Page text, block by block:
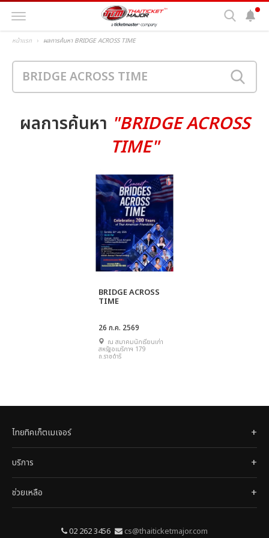
หน้าแรก ผลการค้นหา BRIDGE ACROSS TIME
ผลการค้นหา "BRIDGE ACROSS
TIME"
BRIDGE ACROSS
TIME
26 ก.ค. 2569
ณ สมาคมนักเรียนเก่า
สหรัฐอเมริกาฯ 179
ถ.ราชดำริ
ไทยทิคเก็ตเมเจอร์
บริการ
ช่วยเหลือ
02 262 3456 cs@thaiticketmajor.com